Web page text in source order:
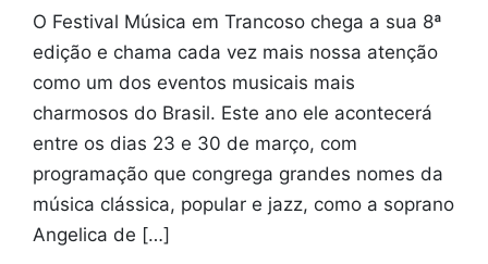
O Festival Música em Trancoso chega a sua 8ª
edição e chama cada vez mais nossa atenção
como um dos eventos musicais mais
charmosos do Brasil. Este ano ele acontecerá
entre os dias 23 e 30 de março, com
programação que congrega grandes nomes da
música clássica, popular e jazz, como a soprano
Angelica de […]